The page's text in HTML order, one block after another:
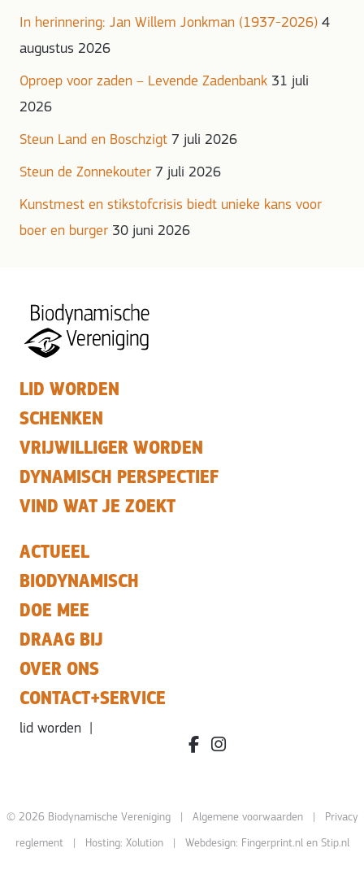
In herinnering: Jan Willem Jonkman (1937-2026) 4
augustus 2026
Oproep voor zaden – Levende Zadenbank 31 juli
2026
Steun Land en Boschzigt 7 juli 2026
Steun de Zonnekouter 7 juli 2026
Kunstmest en stikstofcrisis biedt unieke kans voor
boer en burger 30 juni 2026
LID WORDEN
SCHENKEN
VRIJWILLIGER WORDEN
DYNAMISCH PERSPECTIEF
VIND WAT JE ZOEKT
ACTUEEL
BIODYNAMISCH
DOE MEE
DRAAG BIJ
OVER ONS
CONTACT+SERVICE
lid worden
facebook.com/bdvereniging/
instagram.com/
© 2026 Biodynamische Vereniging | Algemene voorwaarden| Privacy
reglement| Hosting: Xolution| Webdesign: Fingerprint.nlen Stip.nl